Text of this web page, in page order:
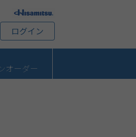
ログイン
オーダー